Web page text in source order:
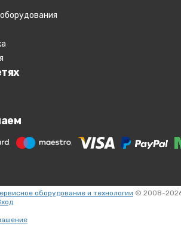
оборудование и технологии © 2008-